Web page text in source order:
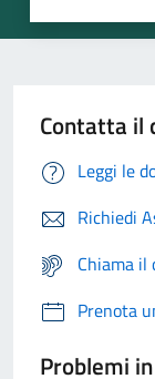
Contatta il
Leggi le
Richiedi
Chiama
Prenota
Problemi